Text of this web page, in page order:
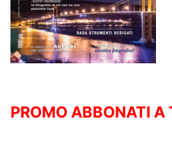
PROMO ABBONATI